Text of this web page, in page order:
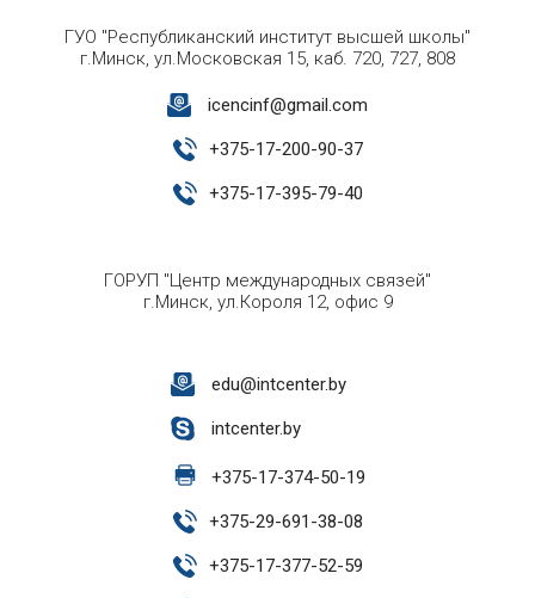
ГУО "Республиканский институт высшей школы"
г.Минск, ул.Московская 15, каб. 720, 727, 808
icencinf@gmail.com
+375-17-200-90-37
+375-17-395-79-40
ГОРУП "Центр международных связей"
г.Минск, ул.Короля 12, офис 9
edu@intcenter.by
intcenter.by
+375-17-374-50-19
+375-29-691-38-08
+375-17-377-52-59